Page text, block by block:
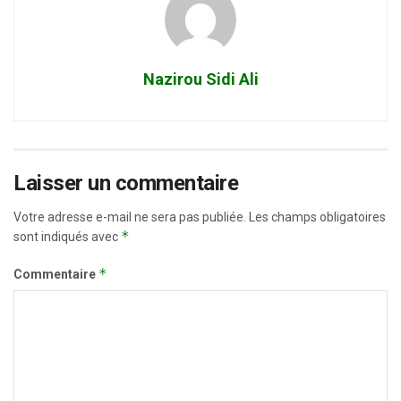
Nazirou Sidi Ali
Laisser un commentaire
Votre adresse e-mail ne sera pas publiée.
Les champs obligatoires
sont indiqués avec *
Commentaire *